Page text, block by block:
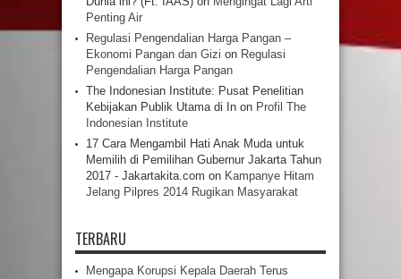
Penting Air
Regulasi Pengendalian Harga Pangan –
Ekonomi Pangan dan Gizi on Regulasi
Pengendalian Harga Pangan
The Indonesian Institute: Pusat Penelitian
Kebijakan Publik Utama di In on Profil The
Indonesian Institute
17 Cara Mengambil Hati Anak Muda untuk
Memilih di Pemilihan Gubernur Jakarta Tahun
2017 - Jakartakita.com on Kampanye Hitam
Jelang Pilpres 2014 Rugikan Masyarakat
TERBARU
Mengapa Korupsi Kepala Daerah Terus